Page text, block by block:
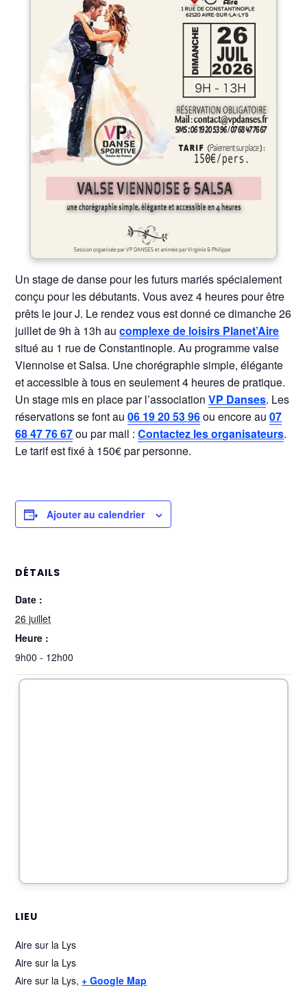
Un stage de danse pour les futurs mariés spécialement
conçu pour les débutants. Vous avez 4 heures pour être
prêts le jour J. Le rendez vous est donné ce dimanche 26
juillet de 9h à 13h aucomplexe de loisirs Planet’Aire
situé au 1 rue de Constantinople. Au programme valse
Viennoise et Salsa. Une chorégraphie simple, élégante
et accessible à tous en seulement 4 heures de pratique.
Un stage mis en place par l’associationVP Danses. Les
réservations se font au06 19 20 53 96ou encore au07
68 47 76 67ou par mail :Contactez les organisateurs.
Le tarif est fixé à 150€ par personne.
Ajouter au calendrier
DÉTAILS
Date :
26 juillet
Heure :
9h00 - 12h00
LIEU
Aire sur la Lys
Aire sur la Lys
Aire sur la Lys, + Google Map